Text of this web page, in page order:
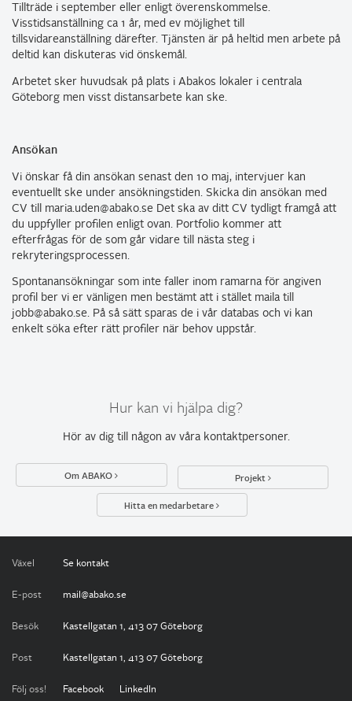
Tillträde i september eller enligt överenskommelse.
Visstidsanställning ca 1 år, med ev möjlighet till
tillsvidareanställning därefter. Tjänsten är på heltid men arbete på
deltid kan diskuteras vid önskemål.
Arbetet sker huvudsak på plats i Abakos lokaler i centrala
Göteborg men visst distansarbete kan ske.
Ansökan
Vi önskar få din ansökan senast den 10 maj, intervjuer kan
eventuellt ske under ansökningstiden. Skicka din ansökan med
CV till maria.uden@abako.se Det ska av ditt CV tydligt framgå att
du uppfyller profilen enligt ovan. Portfolio kommer att
efterfrågas för de som går vidare till nästa steg i
rekryteringsprocessen.
Spontanansökningar som inte faller inom ramarna för angiven
profil ber vi er vänligen men bestämt att i stället maila till
jobb@abako.se. På så sätt sparas de i vår databas och vi kan
enkelt söka efter rätt profiler när behov uppstår.
Hur kan vi hjälpa dig?
Hör av dig till någon av våra kontaktpersoner.
Om ABAKO Projekt
Hitta en medarbetare
Växel Se kontakt
E-post mail@abako.se
Besök Kastellgatan 1, 413 07 Göteborg
Post Kastellgatan 1, 413 07 Göteborg
Följ oss! Facebook LinkedIn